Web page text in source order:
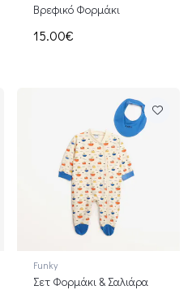
Βρεφικό Φορμάκι
15.00€
Funky
Σετ Φορμάκι & Σαλιάρα